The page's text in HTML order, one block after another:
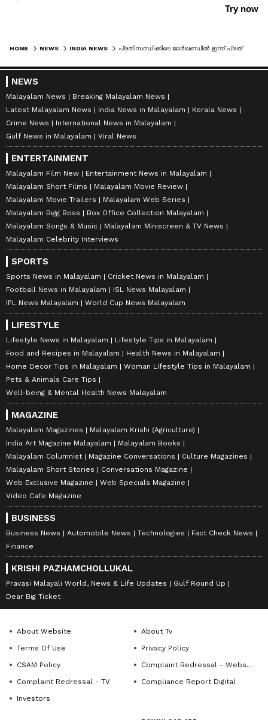
HOME NEWS INDIA NEWS പ്രതിസന്ധിക്കിടെ ജാർഖണ്ഡില്‍ ഇന്ന് പ്രത്യേക നിയമസഭാ സമ്മേളനം, എംഎൽഎമാർ റാഞ്ചിയിലെത്തും
NEWS
Malayalam News
Breaking Malayalam News
Latest Malayalam News
India News in Malayalam
Kerala News
Crime News
International News in Malayalam
Gulf News in Malayalam
Viral News
ENTERTAINMENT
Malayalam Film New
Entertainment News in Malayalam
Malayalam Short Films
Malayalam Movie Review
Malayalam Movie Trailers
Malayalam Web Series
Malayalam Bigg Boss
Box Office Collection Malayalam
Malayalam Songs & Music
Malayalam Miniscreen & TV News
Malayalam Celebrity Interviews
SPORTS
Sports News in Malayalam
Cricket News in Malayalam
Football News in Malayalam
ISL News Malayalam
IPL News Malayalam
World Cup News Malayalam
LIFESTYLE
Lifestyle News in Malayalam
Lifestyle Tips in Malayalam
Food and Recipes in Malayalam
Health News in Malayalam
Home Decor Tips in Malayalam
Woman Lifestyle Tips in Malayalam
Pets & Animals Care Tips
Well-being & Mental Health News Malayalam
MAGAZINE
Malayalam Magazines
Malayalam Krishi (Agriculture)
India Art Magazine Malayalam
Malayalam Books
Malayalam Columnist
Magazine Conversations
Culture Magazines
Malayalam Short Stories
Conversations Magazine
Web Exclusive Magazine
Web Specials Magazine
Video Cafe Magazine
BUSINESS
Business News Automobile News Technologies
Fact Check News
Finance
KRISHI PAZHAMCHOLLUKAL
Pravasi Malayali World, News & Life Updates
Gulf Round Up
Dear Big Ticket
About Website
About Tv
Terms Of Use
Privacy Policy
CSAM Policy
Complaint Redressal - Website
Complaint Redressal - TV
Compliance Report Digital
Investors